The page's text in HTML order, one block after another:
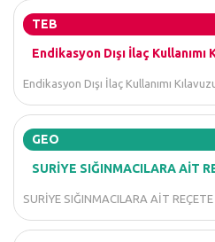
TEB
Endikasyon Dışı İlaç
Endikasyon Dışı İlaç Kullanımı
GEO
SURİYE SIĞINMACILARA AİT
SURİYE SIĞINMACILARA AİT